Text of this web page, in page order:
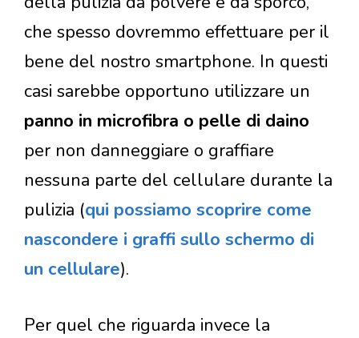
che spesso dovremmo effettuare per il
bene del nostro smartphone. In questi
casi sarebbe opportuno utilizzare un
panno in microfibra o pelle di daino
per non danneggiare o graffiare
nessuna parte del cellulare durante la
pulizia (qui possiamo scoprire come
nascondere i graffi sullo schermo di
un cellulare).
Per quel che riguarda invece la